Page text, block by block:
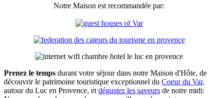
Notre Maison est recommandée par:
Prenez le temps durant votre séjour dans notre Maison d'Hôte, de
découvrir le patrimoine touristique exceptionnel du Coeur du Var,
autour du Luc en Provence, et dégustez les saveurs de notre midi: